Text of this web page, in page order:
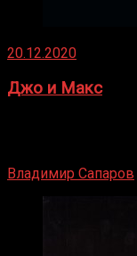
20.12.2020
Джо и Макс
Владимир Сапаров